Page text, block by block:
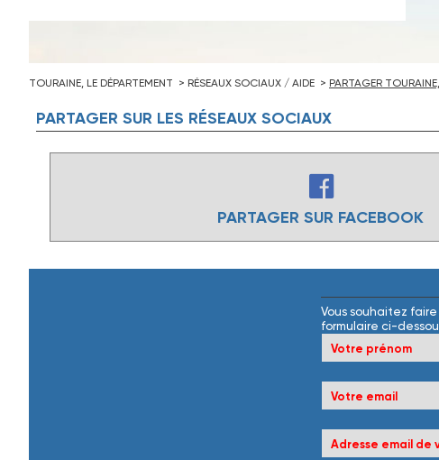
TOURAINE, LE DÉPARTEMENT RÉSEAUX SOCIAUX / AIDE PARTAGER
PARTAGER SUR LES RÉSEAUX SOCIAUX
PARTAGER SUR FACEBOOK
Vous souhaitez
formulaire ci-